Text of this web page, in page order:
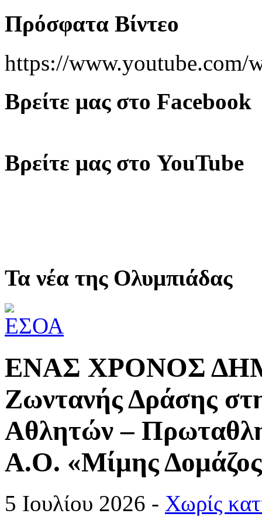
Πρόσφατα Βίντεο
https://
Βρείτε μας στο Facebook
Βρείτε μας στο YouTube
Τα νέα της Ολυμπιάδας
ΕΝΑΣ ΧΡΟΝΟΣ
Ζωντανής Δράσης
Αθλητών –
Α.Ο. «Μίμης
5 Ιουλίου 2026 - Χωρίς